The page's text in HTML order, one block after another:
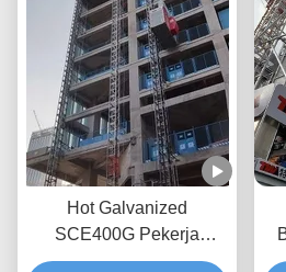
Hot Galvanized
SCE400G Pekerja
Konstruksi Lift Rack Dan